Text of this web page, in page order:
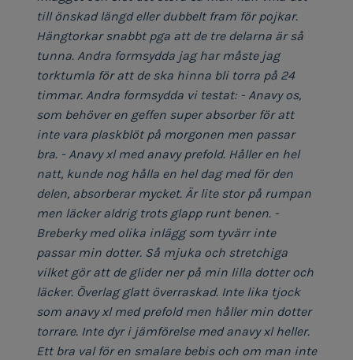
till önskad längd eller dubbelt fram för pojkar.
Hängtorkar snabbt pga att de tre delarna är så
tunna. Andra formsydda jag har måste jag
torktumla för att de ska hinna bli torra på 24
timmar. Andra formsydda vi testat: - Anavy os,
som behöver en geffen super absorber för att
inte vara plaskblöt på morgonen men passar
bra. - Anavy xl med anavy prefold. Håller en hel
natt, kunde nog hålla en hel dag med för den
delen, absorberar mycket. Är lite stor på rumpan
men läcker aldrig trots glapp runt benen. -
Breberky med olika inlägg som tyvärr inte
passar min dotter. Så mjuka och stretchiga
vilket gör att de glider ner på min lilla dotter och
läcker. Överlag glatt överraskad. Inte lika tjock
som anavy xl med prefold men håller min dotter
torrare. Inte dyr i jämförelse med anavy xl heller.
Ett bra val för en smalare bebis och om man inte